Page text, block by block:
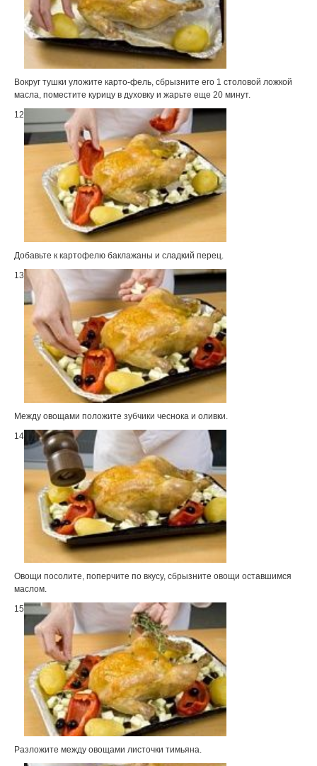
Вокруг тушки уложите карто-фель, сбрызните его 1 столовой ложкой
масла, поместите курицу в духовку и жарьте еще 20 минут.
12
Добавьте к картофелю баклажаны и сладкий перец.
13
Между овощами положите зубчики чеснока и оливки.
14
Овощи посолите, поперчите по вкусу, сбрызните овощи оставшимся
маслом.
15
Разложите между овощами листочки тимьяна.